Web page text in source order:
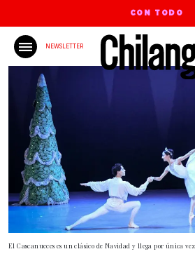
CON TODO
NEWSLETTER
El Cascanueces es un clásico de Navidad y llega por única